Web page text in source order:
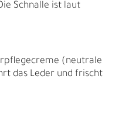
Schnalle ist laut
(neutrale
das Leder und frischt